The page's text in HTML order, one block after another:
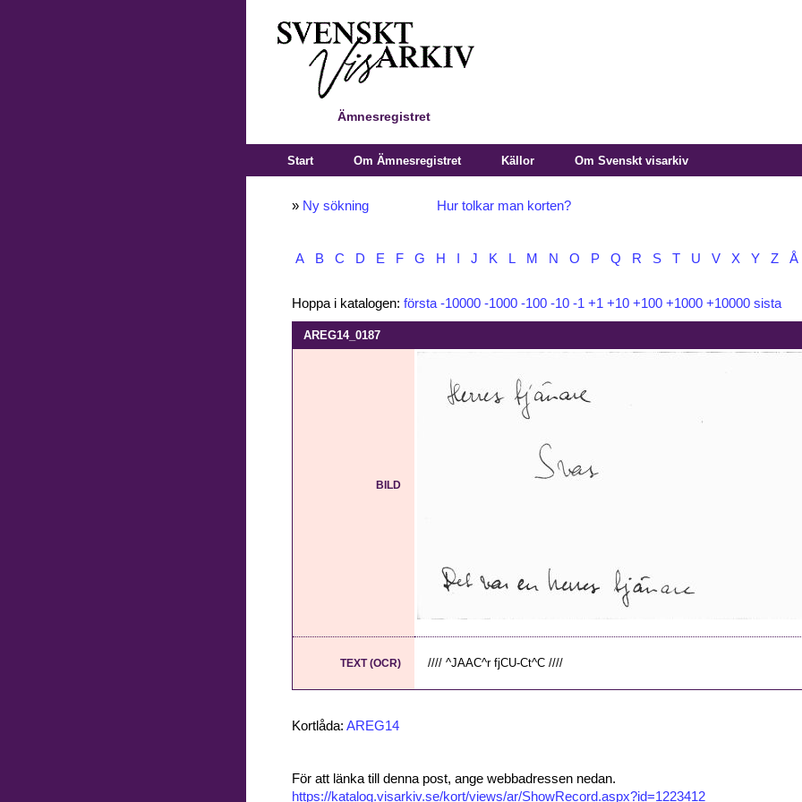
Ämnesregistret
Start Om Ämnesregistret Källor Om Svenskt visarkiv
» Ny sökning Hur tolkar man korten?
A B C D E F G H J K L M N O P Q R S T U V X Y Z Å
Hoppa i katalogen: första -10000 -1000 -100 -10 -1 +1 +10 +100 +1000 +10000 sista
AREG14_0187
BILD
TEXT (OCR) //// ^JAAC^r fjCU-Ct^C ////
Kortlåda: AREG14
För att länka till denna post, ange webbadressen nedan.
https://katalog.visarkiv.se/kort/views/ar/ShowRecord.aspx?id=1223412